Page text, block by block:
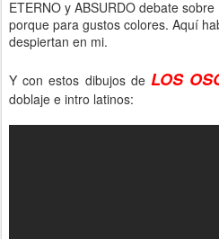
ETERNO y ABSURDO debate
porque para gustos colores. Aquí
despiertan en mi.
Y con estos dibujos de LOS
doblaje e intro latinos: